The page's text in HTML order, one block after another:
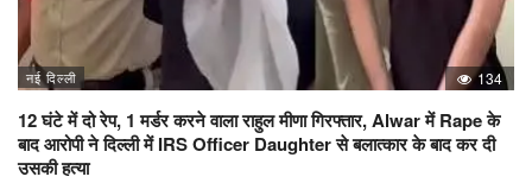
नई दिल्ली 134
12 घंटे में दो रेप, 1 मर्डर करने वाला राहुल मीणा गिरफ्तार, Alwar में Rape के
बाद आरोपी ने दिल्ली में IRS Officer Daughter से बलात्कार के बाद कर दी
उसकी हत्या